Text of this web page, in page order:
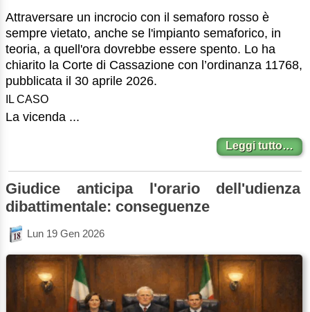
Attraversare un incrocio con il semaforo rosso è
sempre vietato, anche se l'impianto semaforico, in
teoria, a quell'ora dovrebbe essere spento. Lo ha
chiarito la Corte di Cassazione con l’ordinanza 11768,
pubblicata il 30 aprile 2026.
IL CASO
La vicenda ...
Leggi tutto…
Giudice anticipa l'orario dell'udienza
dibattimentale: conseguenze
Lun 19 Gen 2026